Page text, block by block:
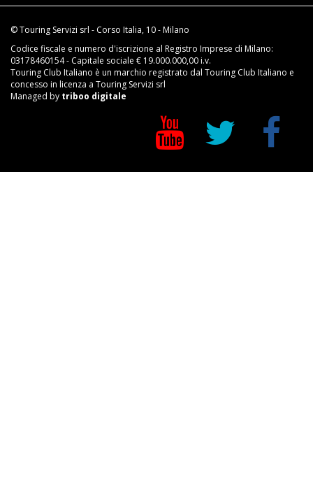
© Touring Servizi srl - Corso Italia, 10 - Milano
Codice fiscale e numero d'iscrizione al Registro Imprese di Milano:
03178460154 - Capitale sociale € 19.000.000,00 i.v.
Touring Club Italiano è un marchio registrato dal Touring Club Italiano e
concesso in licenza a Touring Servizi srl
Managed by triboo digitale